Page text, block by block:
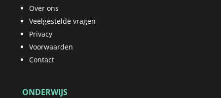
Over ons
Veelgestelde vragen
Privacy
Voorwaarden
Contact
ONDERWIJS